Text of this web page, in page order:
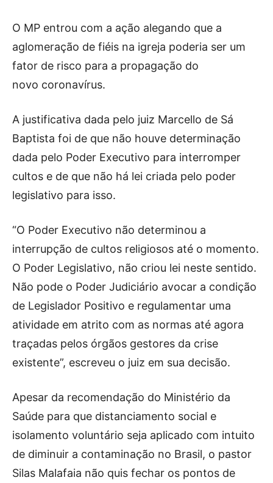
O MP entrou com a ação alegando que a
aglomeração de fiéis na igreja poderia ser um
fator de risco para a propagação do
novo coronavírus.
A justificativa dada pelo juiz Marcello de Sá
Baptista foi de que não houve determinação
dada pelo Poder Executivo para interromper
cultos e de que não há lei criada pelo poder
legislativo para isso.
“O Poder Executivo não determinou a
interrupção de cultos religiosos até o momento.
O Poder Legislativo, não criou lei neste sentido.
Não pode o Poder Judiciário avocar a condição
de Legislador Positivo e regulamentar uma
atividade em atrito com as normas até agora
traçadas pelos órgãos gestores da crise
existente”, escreveu o juiz em sua decisão.
Apesar da recomendação do Ministério da
Saúde para que distanciamento social e
isolamento voluntário seja aplicado com intuito
de diminuir a contaminação no Brasil, o pastor
Silas Malafaia não quis fechar os pontos de